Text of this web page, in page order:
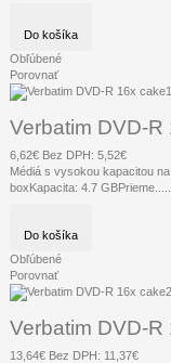
Do košíka
Obľúbené
Porovnať
Verbatim DVD-
6,62€ Bez DPH: 5,52€
Médiá s vysokou kapacitou
boxKapacita: 4.7 GBPrieme.....
Do košíka
Obľúbené
Porovnať
Verbatim DVD-
13,64€ Bez DPH: 11,37€